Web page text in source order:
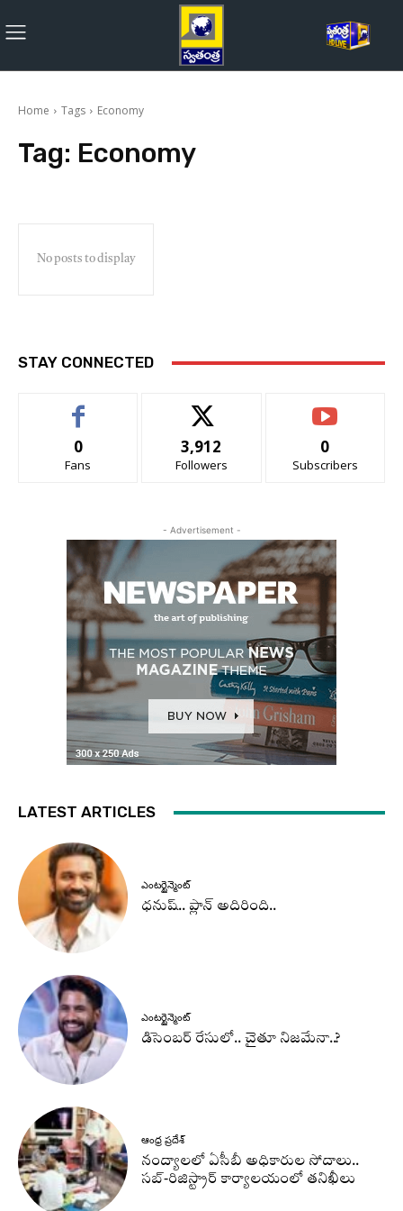
Home Tags Economy
Tag: Economy
No posts to display
STAY CONNECTED
0
Fans
3,912
Followers
0
Subscribers
- Advertisement -
LATEST ARTICLES
ఎంటర్టైన్మెంట్
ధనుష్‌.. ప్లాన్ అదిరింది..
ఎంటర్టైన్మెంట్
డిసెంబర్ రేసులో.. చైతూ నిజమేనా..?
ఆంధ్ర ప్రదేశ్
నంద్యాలలో ఏసీబీ అధికారుల సోదాలు..
సబ్-రిజిస్ట్రార్ కార్యాలయంలో తనిఖీలు